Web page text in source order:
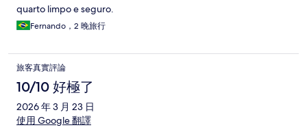
quarto limpo e seguro.
Fernando，2 晚旅行
旅客真實評論
10/10 好極了
2026 年 3 月 23 日
使用 Google 翻譯